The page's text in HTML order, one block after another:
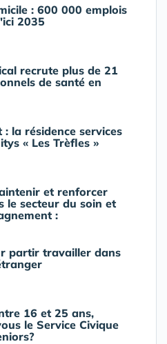
: 600 000 emplois
2035
recrute plus de 21
de santé en
la résidence services
« Les Trèfles »
et renforcer
le secteur du soin et
:
partir travailler dans
16 et 25 ans,
le Service Civique